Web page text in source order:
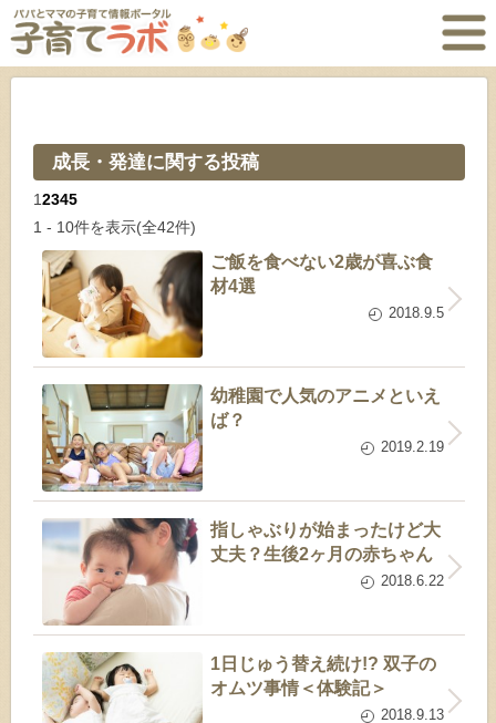
成長・発達に関する投稿
12345
1 - 10件を表示(全42件)
ご飯を食べない2歳が喜ぶ食
材4選
2018.9.5
幼稚園で人気のアニメといえ
ば？
2019.2.19
指しゃぶりが始まったけど大
丈夫？生後2ヶ月の赤ちゃん
2018.6.22
1日じゅう替え続け!? 双子の
オムツ事情＜体験記＞
2018.9.13